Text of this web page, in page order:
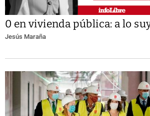
0 en vivienda pública: a lo
Jesús Maraña